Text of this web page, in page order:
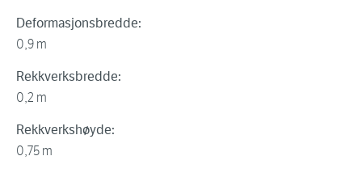
Deformasjonsbredde:
0,9 m
Rekkverksbredde:
0,2 m
Rekkverkshøyde:
0,75 m